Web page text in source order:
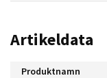
Artikeldata
Produktnamn